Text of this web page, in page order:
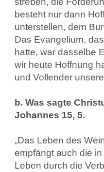
besteht nur dann
unterstellen, dem
Das Evangelium,
hatte, war dasselbe
wir heute Hoffnung
und Vollender
b. Was sagte
Johannes 15, 5.
„Das Leben des
empfängt auch die
Leben durch die